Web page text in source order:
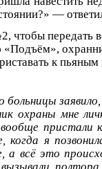
—
чтобы передать
«Подъём»,
к
охраны мне
пристали
я
всё это